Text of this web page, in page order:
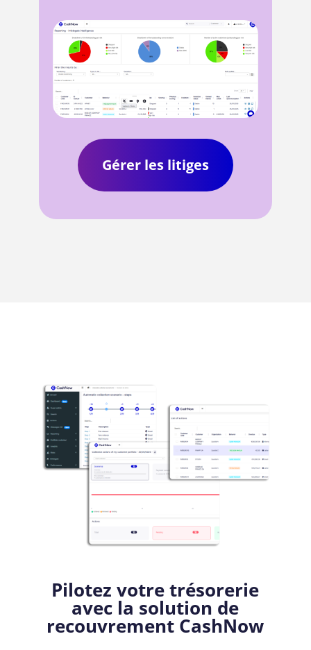
Gérer les litiges
Pilotez votre trésorerie
avec la solution de
recouvrement CashNow